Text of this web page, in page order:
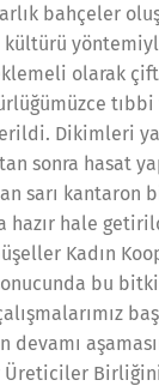
bahçeler
kültürü
olarak
Dikimleri
sonra hasat
sarı kantaron
hazır hale
Kadın
bu